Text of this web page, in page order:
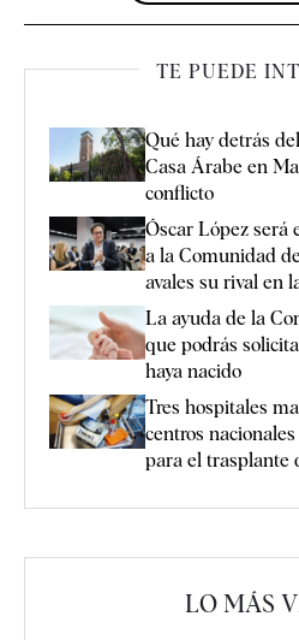
TE PUEDE
Qué hay detrás
Casa Árabe en
conflicto
Óscar López será
a la Comunidad
avales su rival en
La ayuda de la
que podrás
haya nacido
Tres hospitales
centros
para el trasplante
LO MÁS